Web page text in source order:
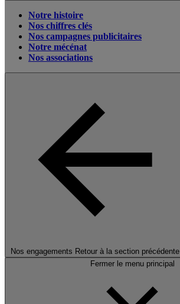
Notre histoire
Nos chiffres clés
Nos campagnes publicitaires
Notre mécénat
Nos associations
Nos engagements Retour à la section précédente
Fermer le menu principal